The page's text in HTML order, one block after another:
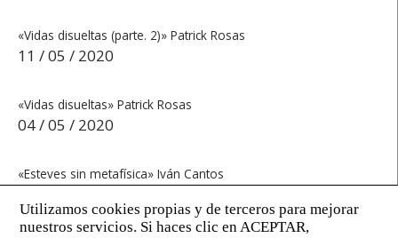
«Vidas disueltas (parte. 2)» Patrick Rosas
11 / 05 / 2020
«Vidas disueltas» Patrick Rosas
04 / 05 / 2020
«Esteves sin metafísica» Iván Cantos